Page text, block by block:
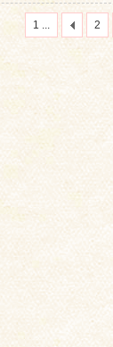
1 ... 2